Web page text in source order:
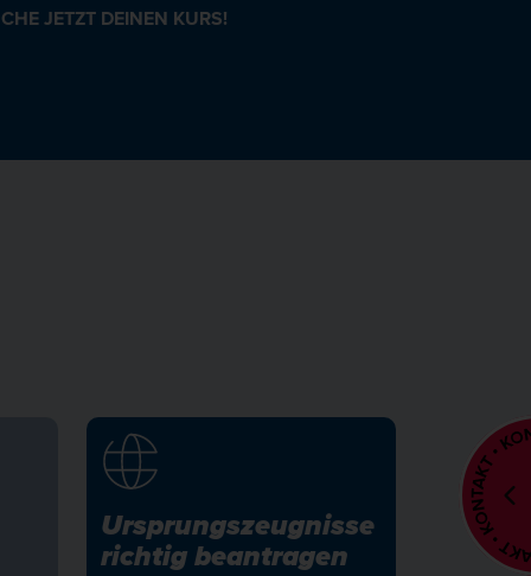
JETZT DEINEN KURS!
Ursprungszeugnisse
richtig beantragen